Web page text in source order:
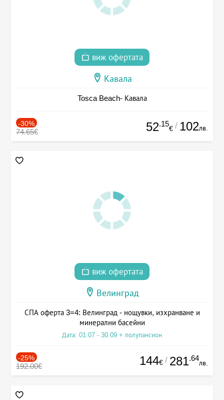
виж офертата
Кавала
Tosca Beach- Кавала
-30%
74.65€ 52.15
€ / 102лв.
виж офертата
Велинград
СПА оферта 3=4: Велинград - нощувки, изхранване и
минерални басейни
Дата: 01.07 - 30.09 + полупансион
-25%
192.00€ 144€ / 281.64
лв.